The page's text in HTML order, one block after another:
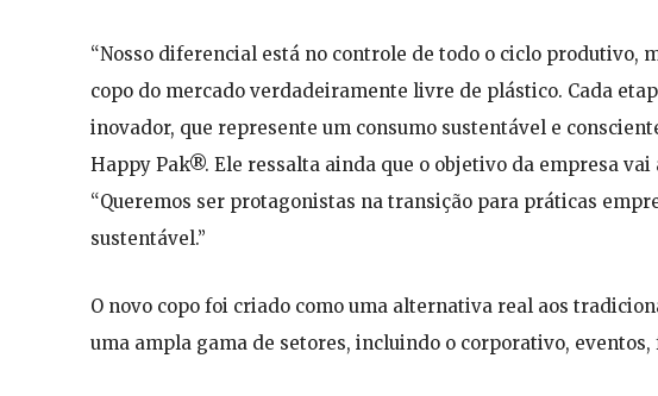
“Nosso diferencial está no controle de todo o ciclo produtivo,
copo do mercado verdadeiramente livre de plástico. Cada
inovador, que represente um consumo sustentável e
Happy Pak®. Ele ressalta ainda que o objetivo da empresa
“Queremos ser protagonistas na transição para práticas
sustentável.”
O novo copo foi criado como uma alternativa real aos
uma ampla gama de setores, incluindo o corporativo,